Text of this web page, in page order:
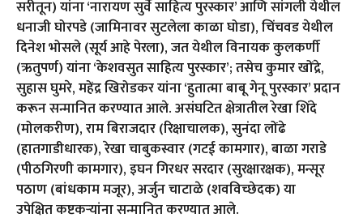
सरीतून) यांना ‘नारायण सुर्वे साहित्य पुरस्कार’ आणि सांगली येथील
धनाजी घोरपडे (जामिनावर सुटलेला काळा घोडा), चिंचवड येथील
दिनेश भोसले (सूर्य आहे पेरला), जत येथील विनायक कुलकर्णी
(ऋतुपर्ण) यांना ‘केशवसुत साहित्य पुरस्कार’; तसेच कुमार खोंद्रे,
सुहास घुमरे, महेंद्र खिरोडकर यांना ‘हुतात्मा बाबू गेनू पुरस्कार’ प्रदान
करून सन्मानित करण्यात आले. असंघटित क्षेत्रातील रेखा शिंदे
(मोलकरीण), राम बिराजदार (रिक्षाचालक), सुनंदा लोंढे
(हातगाडीधारक), रेखा चाबुकस्वार (गटई कामगार), बाळा गराडे
(पीठगिरणी कामगार), इघन गिरधर सरदार (सुरक्षारक्षक), मन्सूर
पठाण (बांधकाम मजूर), अर्जुन चाटाळे (शवविच्छेदक) या
उपेक्षित कष्टकऱ्यांना सन्मानित करण्यात आले.